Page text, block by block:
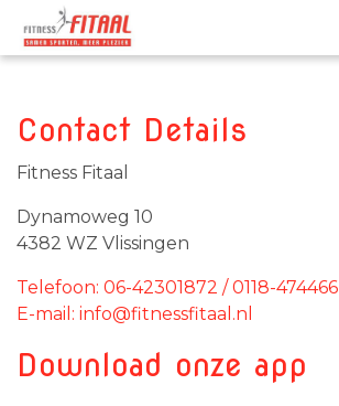
Contact Details
Fitness Fitaal
Dynamoweg 10
4382 WZ Vlissingen
Telefoon: 06-42301872 / 0118-474466
E-mail: info@fitnessfitaal.nl
Download onze app